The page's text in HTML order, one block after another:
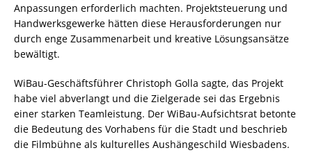
Anpassungen erforderlich machten. Projektsteuerung und
Handwerksgewerke hätten diese Herausforderungen nur
durch enge Zusammenarbeit und kreative Lösungsansätze
bewältigt.
WiBau-Geschäftsführer Christoph Golla sagte, das Projekt
habe viel abverlangt und die Zielgerade sei das Ergebnis
einer starken Teamleistung. Der WiBau-Aufsichtsrat betonte
die Bedeutung des Vorhabens für die Stadt und beschrieb
die Filmbühne als kulturelles Aushängeschild Wiesbadens.